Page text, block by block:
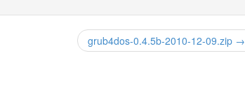
grub4dos-0.4.5b-2010-12-09.zip →